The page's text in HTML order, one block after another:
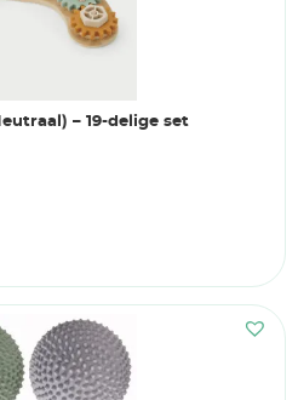
– 19-delige set